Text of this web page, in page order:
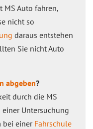
MS Auto fahren,
nicht so
daraus entstehen
Sie nicht Auto
abgeben?
durch die MS
Untersuchung
bei einer Fahrschule